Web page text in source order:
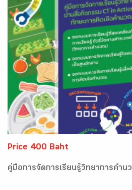
Price 400 Baht
คู่มือการจัดการเรียนรู้วิทยาการคำน